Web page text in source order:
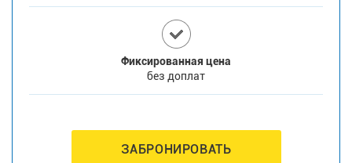
Фиксированная цена
без доплат
ЗАБРОНИРОВАТЬ